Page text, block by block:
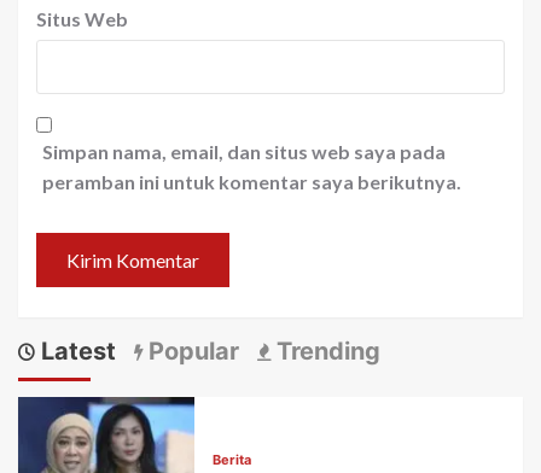
Situs Web
Simpan nama, email, dan situs web saya pada
peramban ini untuk komentar saya berikutnya.
Latest Popular Trending
Berita